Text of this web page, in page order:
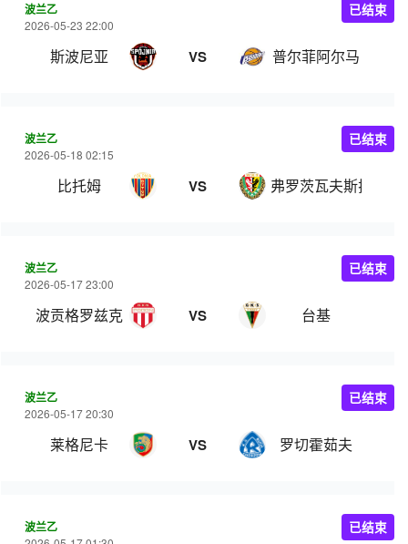
波兰乙
2026-05-23 22:00
斯波尼亚 VS 普尔菲阿尔马
已结束
波兰乙
2026-05-18 02:15
比托姆 VS 弗罗茨瓦夫斯拉斯克
已结束
波兰乙
2026-05-17 23:00
波贡格罗兹克 VS 台基
已结束
波兰乙
2026-05-17 20:30
莱格尼卡 VS 罗切霍茹夫
已结束
波兰乙 已结束